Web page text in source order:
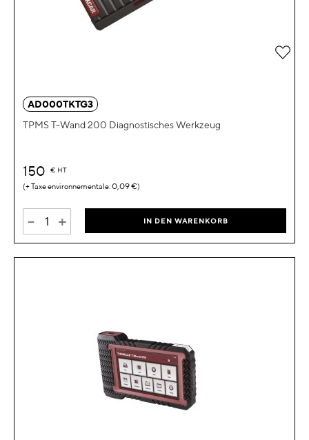
AD000TKTG3
TPMS T-Wand 200 Diagnostisches Werkzeug
150 € HT
0,09 €
- + IN DEN WARENKORB
Zur